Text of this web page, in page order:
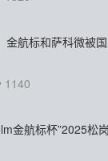
金航标和萨科微被
1140
金航标杯”2025松